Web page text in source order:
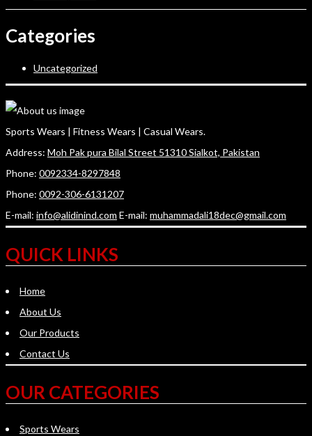
Categories
Uncategorized
Sports Wears | Fitness Wears | Casual Wears.
Address: Moh Pak pura Bilal Street 51310 Sialkot, Pakistan
Phone: 0092334-8297848
Phone: 0092-306-6131207
E-mail: info@alidinind.com E-mail: muhammadali18dec@gmail.com
QUICK LINKS
Home
About Us
Our Products
Contact Us
OUR CATEGORIES
Sports Wears